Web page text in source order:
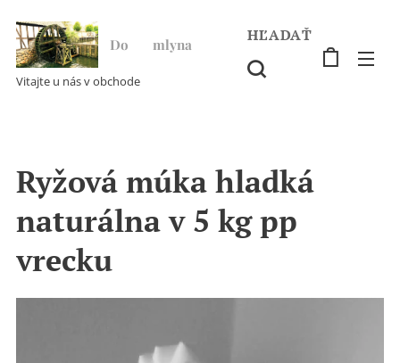
Do ♥ mlyna
Vitajte u nás v obchode
HĽADAŤ
Ryžová múka hladká
naturálna v 5 kg pp
vrecku